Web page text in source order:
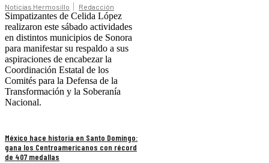
Noticias Hermosillo Redacción
Simpatizantes de Celida López
realizaron este sábado actividades
en distintos municipios de Sonora
para manifestar su respaldo a sus
aspiraciones de encabezar la
Coordinación Estatal de los
Comités para la Defensa de la
Transformación y la Soberanía
Nacional.
México hace historia en Santo Domingo:
gana los Centroamericanos con récord
de 407 medallas